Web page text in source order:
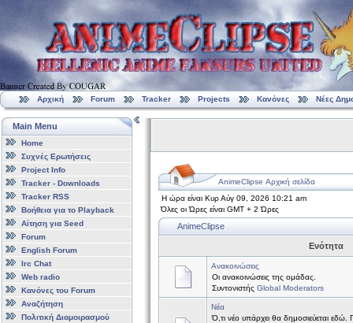
Αρχική Forum Tracker Projects Κανόνες Νέες
Main Menu
Home
Συχνές Ερωτήσεις
Project Info
Tracker - Downloads
Tracker RSS
Βοήθεια για το Playback
Αίτηση για Seed
Forum
English Forum
Irc Chat
Web radio
Κανόνες του Forum
Αναζήτηση
Πολιτική Διαμοιρασμού
AnimeClipse Αρχική σελίδα
Η ώρα είναι Κυρ Αύγ 09, 2026 10:21 am
Όλες οι Ώρες είναι GMT + 2 Ώρες
AnimeClipse
Ενότητα
Ανακοινώσεις
Οι ανακοινώσεις της ομάδας.
Συντονιστής Global Moderators
Νέα
Ό,τι νέο υπάρχει θα δημοσιεύεται